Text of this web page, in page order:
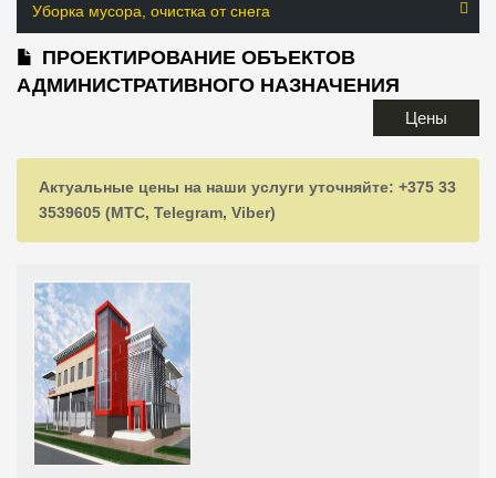
Уборка мусора, очистка от снега
ПРОЕКТИРОВАНИЕ ОБЪЕКТОВ
АДМИНИСТРАТИВНОГО НАЗНАЧЕНИЯ
Цены
Актуальные цены на наши услуги уточняйте: +375 33
3539605 (МТС, Telegram, Viber)